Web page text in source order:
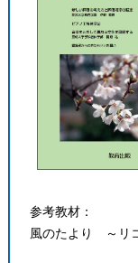
参考教材：
風のたより ～リ